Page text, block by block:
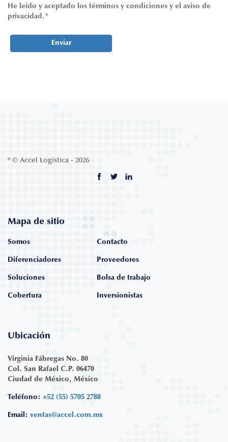
He leído y aceptado los términos y condiciones y el aviso de
privacidad.*
Enviar
® © Accel Logística - 2026
Mapa de sitio
Somos
Diferenciadores
Soluciones
Cobertura
Contacto
Proveedores
Bolsa de trabajo
Inversionistas
Ubicación
Virginia Fábregas No. 80
Col. San Rafael C.P. 06470
Ciudad de México, México
Teléfono: +52 (55) 5705 2788
Email: ventas@accel.com.mx